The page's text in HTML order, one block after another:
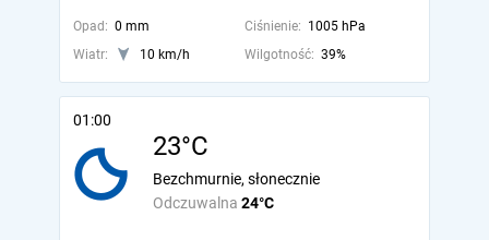
Opad: 0 mm Ciśnienie: 1005 hPa
Wiatr:
10 km/h Wilgotność: 39%
01:00
23°C
Odczuwalna 24°C
Bezchmurnie, słonecznie